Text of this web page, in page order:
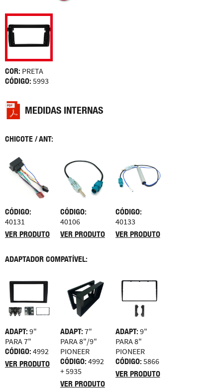
COR: PRETA
CÓDIGO: 5993
MEDIDAS INTERNAS
CHICOTE / ANT:
CÓDIGO:
40131
VER PRODUTO
CÓDIGO:
40106
VER PRODUTO
CÓDIGO:
40133
VER PRODUTO
ADAPTADOR COMPATÍVEL:
ADAPT: 9"
PARA 7"
CÓDIGO: 4992
VER PRODUTO
ADAPT: 7"
PARA 8"/9"
PIONEER
CÓDIGO: 4992
+ 5935
VER PRODUTO
ADAPT: 9"
PARA 8"
PIONEER
CÓDIGO: 5866
VER PRODUTO